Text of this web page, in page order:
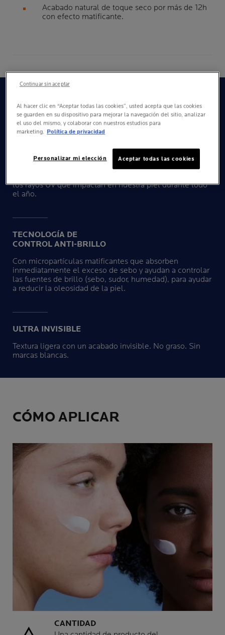
Acabado natural de toque seco por más de 12h
con efecto matificante.
COMPROBADOS
Protege contra los rayos UVA ultra largos [380-400nm]*:
los rayos UV que impactan en nuestra piel durante todo
el año.
TECNOLOGÍA DE
CONTROL ANTI-BRILLO
Con micropartículas matificantes que absorben
inmediatamente el exceso de sebo y ayudan a controlar
las fuentes de brillo (sebo, sudor, humedad), para ayudar
a reducir la oleosidad de la piel.
ULTRA INVISIBLE
Textura ligera con un acabado invisible. No graso. Sin
marcas blancas.
CÓMO APLICAR
CANTIDAD
Al hacer clic en “Aceptar todas las cookies”, usted acepta que las cookies
se guarden en su dispositivo para mejorar la navegación del sitio, analizar
el uso del mismo, y colaborar con nuestros estudios para
marketing. Política de privacidad
Aceptar todas las cookies
Personalizar mi elección
Continuar sin aceptar